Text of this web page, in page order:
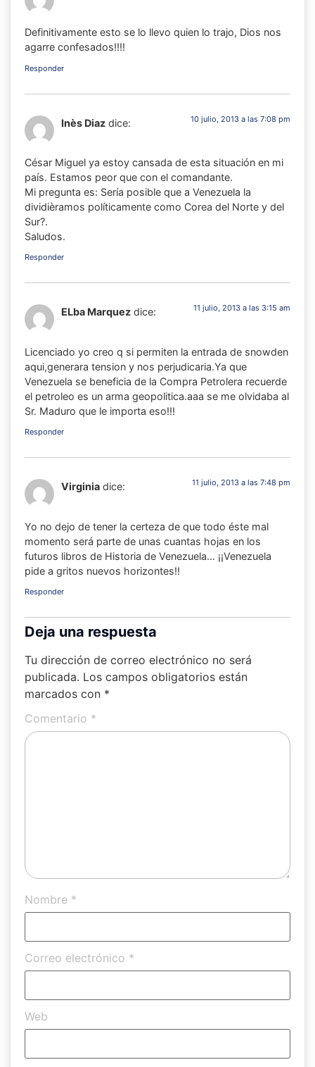
Definitivamente esto se lo llevo quien lo trajo, Dios nos
agarre confesados!!!!
Responder
Inès Diaz dice: 10 julio, 2013 a las 7:08 pm
César Miguel ya estoy cansada de esta situación en mi
país. Estamos peor que con el comandante.
Mi pregunta es: Sería posible que a Venezuela la
dividièramos políticamente como Corea del Norte y del
Sur?.
Saludos.
Responder
ELba Marquez dice: 11 julio, 2013 a las 3:15 am
Licenciado yo creo q si permiten la entrada de snowden
aqui,generara tension y nos perjudicaria.Ya que
Venezuela se beneficia de la Compra Petrolera recuerde
el petroleo es un arma geopolitica.aaa se me olvidaba al
Sr. Maduro que le importa eso!!!
Responder
Virginia dice: 11 julio, 2013 a las 7:48 pm
Yo no dejo de tener la certeza de que todo éste mal
momento será parte de unas cuantas hojas en los
futuros libros de Historia de Venezuela… ¡¡Venezuela
pide a gritos nuevos horizontes!!
Responder
Deja una respuesta
Tu dirección de correo electrónico no será
publicada. Los campos obligatorios están
marcados con *
Comentario *
Nombre *
Correo electrónico *
Web